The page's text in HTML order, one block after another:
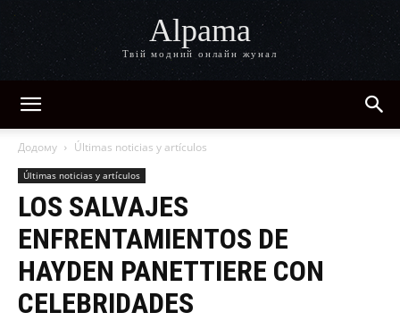
Alpama
Твій модний онлайн жунал
Додому Últimas noticias y artículos
Últimas noticias y artículos
LOS SALVAJES
ENFRENTAMIENTOS DE
HAYDEN PANETTIERE CON
CELEBRIDADES